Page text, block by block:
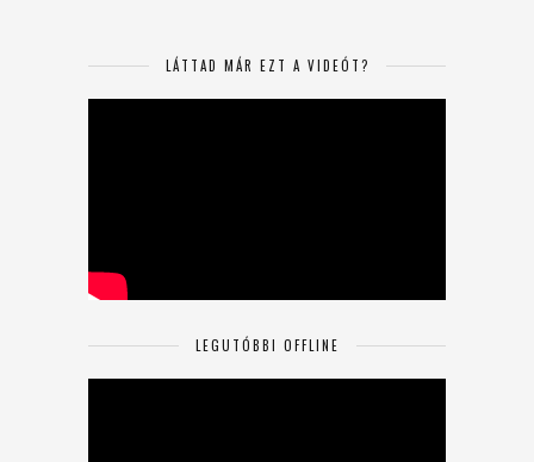
LÁTTAD MÁR EZT A VIDEÓT?
LEGUTÓBBI OFFLINE